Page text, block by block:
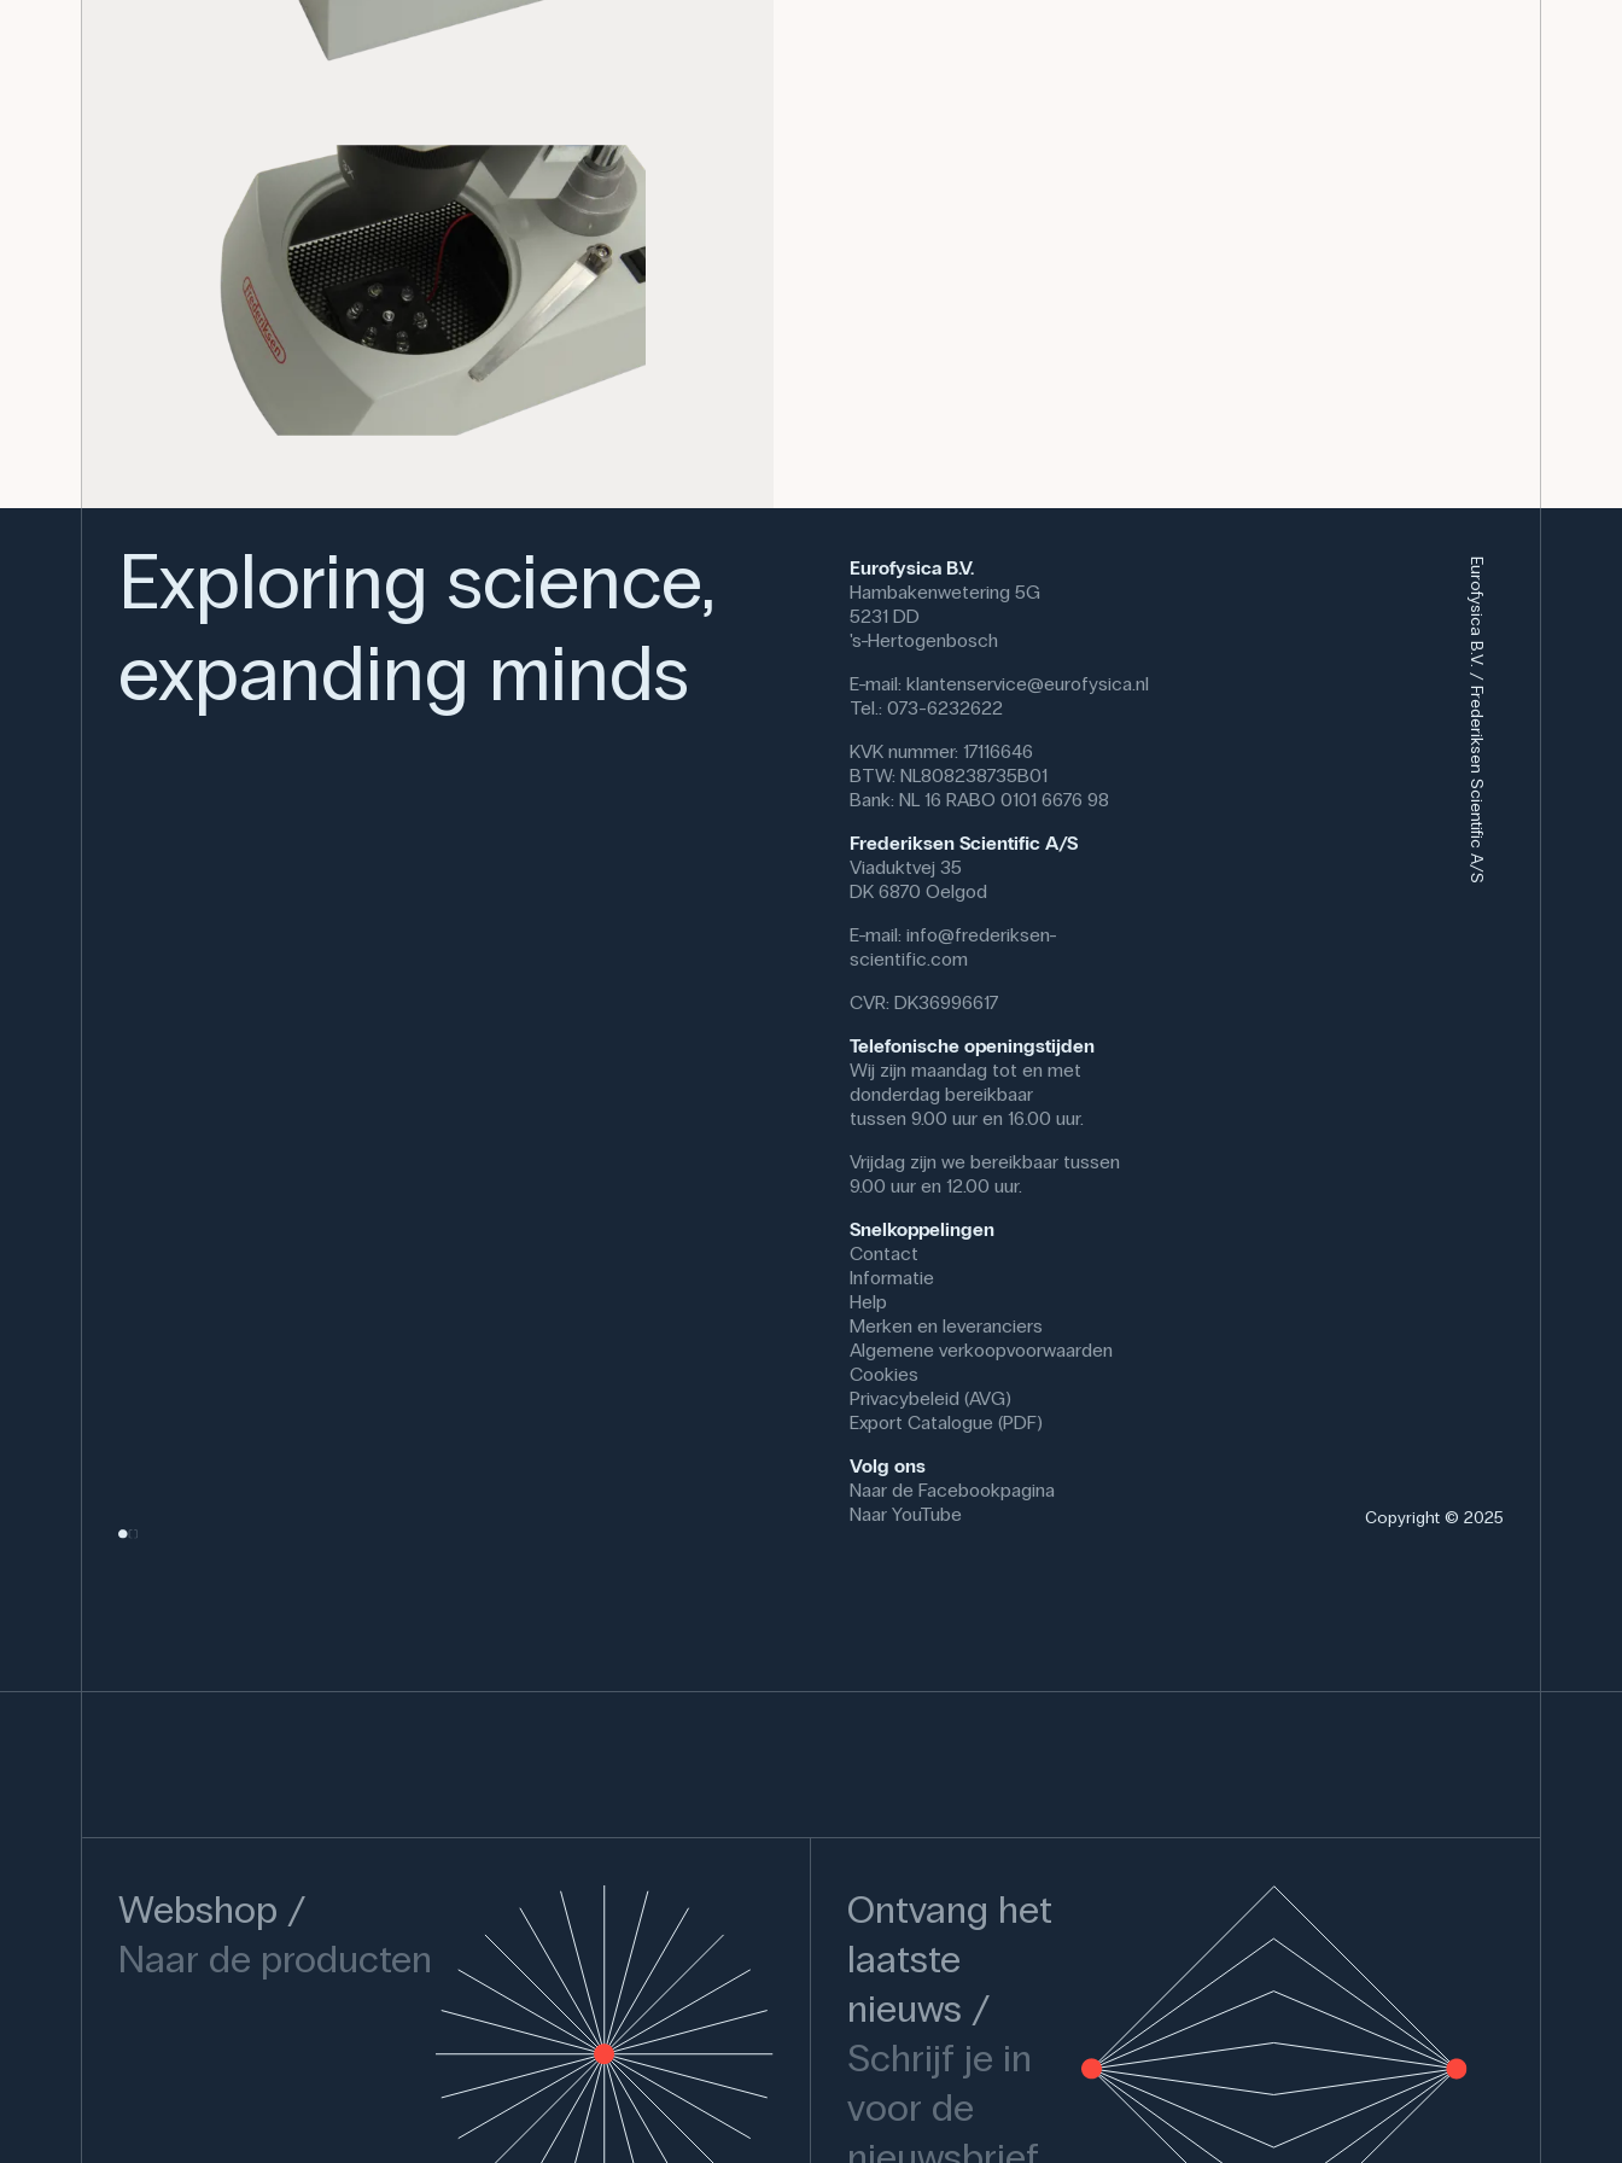
Exploring science,
expanding minds
Eurofysica B.V.
Hambakenwetering 5G
5231 DD
's-Hertogenbosch
E-mail: klantenservice@eurofysica.nl
Tel.: 073-6232622
KVK nummer: 17116646
BTW: NL808238735B01
Bank: NL 16 RABO 0101 6676 98
Frederiksen Scientific A/S
Viaduktvej 35
DK 6870 Oelgod
E-mail: info@frederiksen-
scientific.com
CVR: DK36996617
Telefonische openingstijden
Wij zijn maandag tot en met
donderdag bereikbaar
tussen 9.00 uur en 16.00 uur.
Vrijdag zijn we bereikbaar tussen
9.00 uur en 12.00 uur.
Snelkoppelingen
Contact
Informatie
Help
Merken en leveranciers
Algemene verkoopvoorwaarden
Cookies
Privacybeleid (AVG)
Export Catalogue (PDF)
Volg ons
Naar de Facebookpagina
Naar YouTube
Eurofysica B.V. / Frederiksen Scientific A/S
Copyright © 2025
Webshop
Naar de producten
Ontvang het
laatste
nieuws
Schrijf je in
voor de